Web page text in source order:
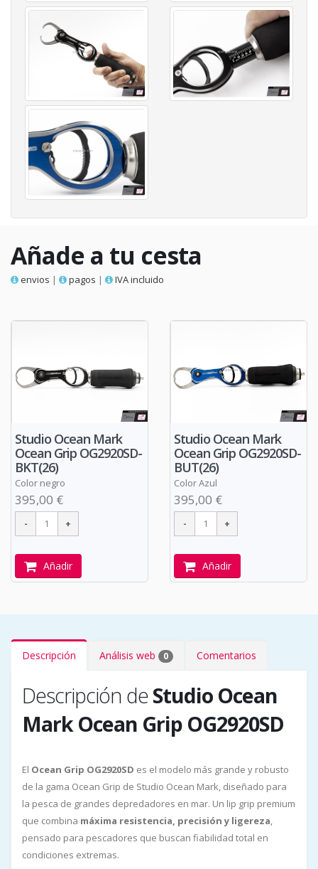
Añade a tu cesta
envios | pagos | IVA incluido
Studio Ocean Mark
Ocean Grip OG2920SD-
BKT(26)
Color negro
395,00 €
Añadir
Studio Ocean Mark
Ocean Grip OG2920SD-
BUT(26)
Color Azul
395,00 €
Añadir
Descripción Análisis web 0 Comentarios
Descripción deStudio Ocean
Mark Ocean Grip OG2920SD
El Ocean Grip OG2920SD es el modelo más grande y robusto
de la gama Ocean Grip de Studio Ocean Mark, diseñado para
la pesca de grandes depredadores en mar. Un lip grip premium
que combina máxima resistencia, precisión y ligereza,
pensado para pescadores que buscan fiabilidad total en
condiciones extremas.